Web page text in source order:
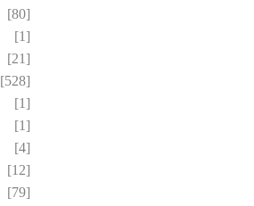
[80]
[1]
[21]
[528]
[1]
[1]
[4]
[12]
[79]